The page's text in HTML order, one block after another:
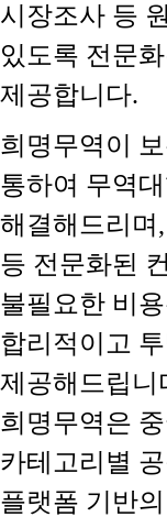
시장조사 등
있도록 전문
제공합니다.
희명무역이
통하여 무역
해결해드리며
등 전문화된
불필요한 비
합리적이고
제공해드립니
희명무역은
카테고리별
플랫폼 기반